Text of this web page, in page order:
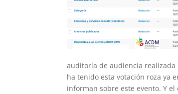
auditoría de audiencia realizada
ha tenido esta votación roza ya
informan sobre este evento. Y